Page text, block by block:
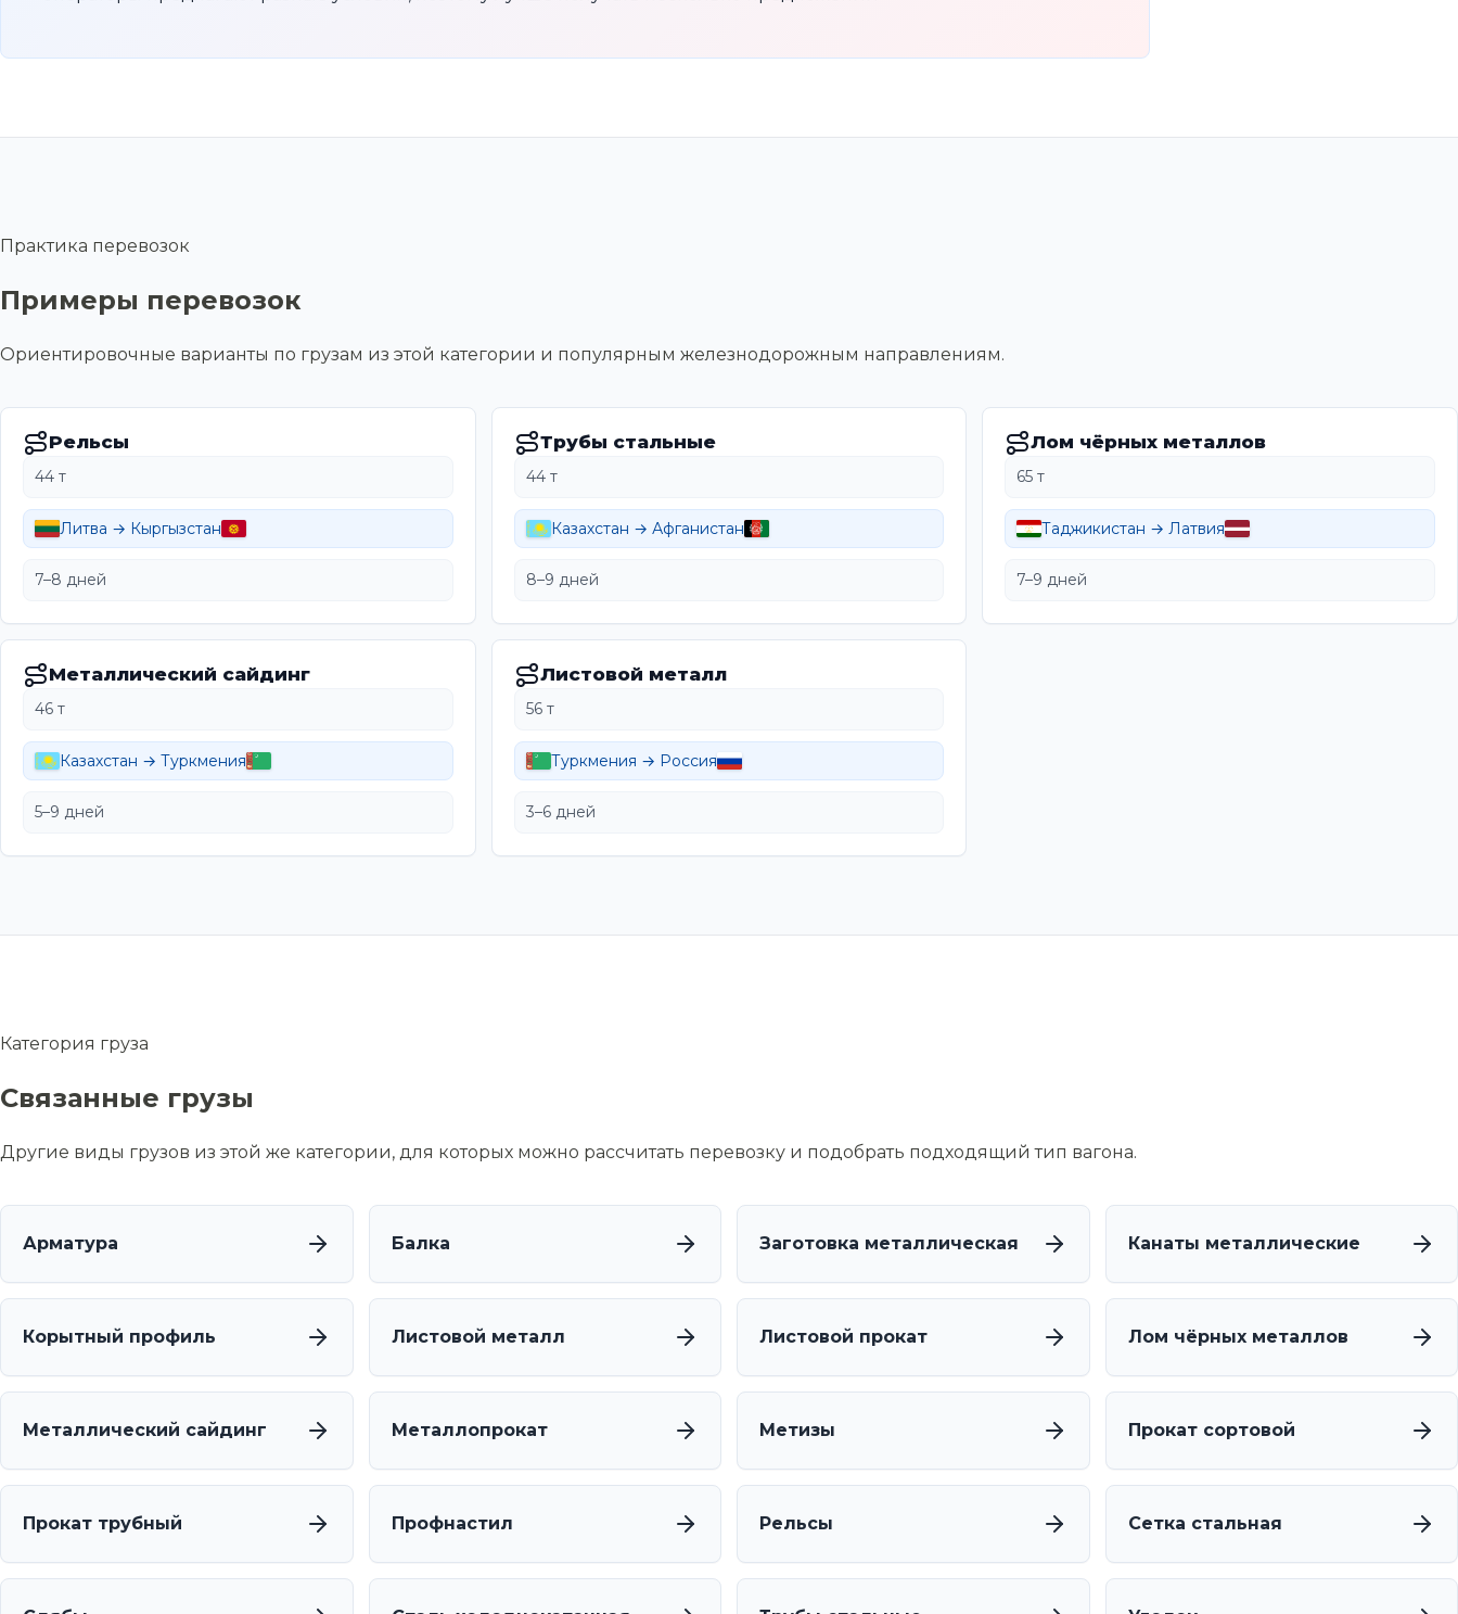
Практика перевозок
Примеры перевозок
Ориентировочные варианты по грузам из этой категории и популярным железнодорожным направлениям.
Рельсы
44 т
Литва → Кыргызстан
7–8 дней
Трубы стальные
44 т
Казахстан → Афганистан
8–9 дней
Лом чёрных металлов
65 т
Таджикистан → Латвия
7–9 дней
Металлический сайдинг
46 т
Казахстан → Туркмения
5–9 дней
Листовой металл
56 т
Туркмения → Россия
3–6 дней
Категория груза
Связанные грузы
Другие виды грузов из этой же категории, для которых можно рассчитать перевозку и подобрать подходящий тип вагона.
Арматура Балка Заготовка металлическая Канаты металлические
Корытный профиль Листовой металл Листовой прокат Лом чёрных металлов
Металлический сайдинг Металлопрокат Метизы Прокат сортовой
Прокат трубный Профнастил Рельсы Сетка стальная